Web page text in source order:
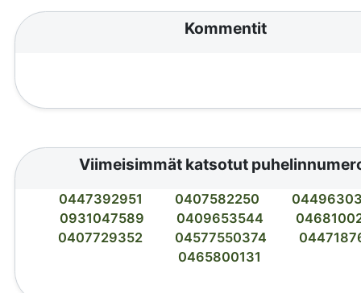
Kommentit
Viimeisimmät katsotut
0447392951 0407582250
0931047589
0409653544
0407729352
04577550374
0465800131